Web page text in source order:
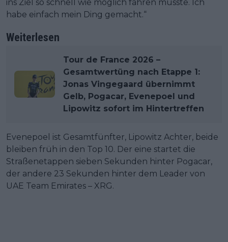
ins Ziel so schnell wie möglich fahren musste. Ich
habe einfach mein Ding gemacht.“
Weiterlesen
Tour de France 2026 –
Gesamtwertüng nach Etappe 1:
Jonas Vingegaard übernimmt
Gelb, Pogacar, Evenepoel und
Lipowitz sofort im Hintertreffen
Evenepoel ist Gesamtfünfter, Lipowitz Achter, beide
bleiben früh in den Top 10. Der eine startet die
Straßenetappen sieben Sekunden hinter Pogacar,
der andere 23 Sekunden hinter dem Leader von
UAE Team Emirates – XRG.